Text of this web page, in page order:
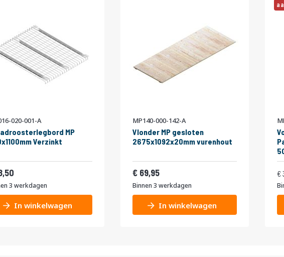
020-001-A
MP
Verzinkt
3 werkdagen
In winkelwagen
MP140-000-142-A
Vlonder MP gesloten
2675x1092x20mm vurenhout
69,95
Binnen 3 werkdagen
In winkelwagen